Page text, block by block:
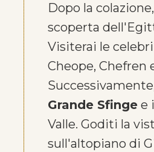
Dopo la
scoperta
Visiterai le celebri
Cheope, Chefren
Grande Sfinge e
Valle. Goditi la
sull'altopiano di